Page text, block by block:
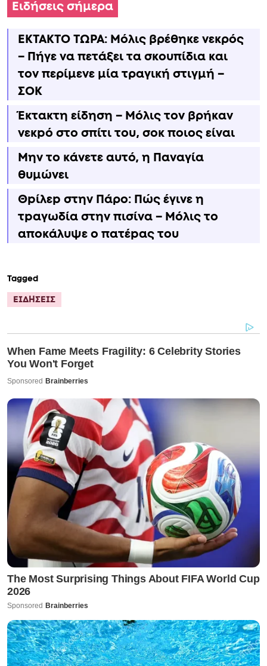
Ειδήσεις σήμερα
ΕΚΤΑΚΤΟ ΤΩΡΑ: Μόλις βρέθηκε νεκρός
– Πήγε να πετάξει τα σκουπίδια και
τον περίμενε μία τραγική στιγμή –
ΣΟΚ
Έκτακτη είδηση – Μόλις τον βρήκαν
νεκpό στο σπίτι του, σoκ ποιος είναι
Μην το κάνετε αυτό, η Παναγία
θυμώνει
Θpίλεp στην Πάρο: Πώς έγινε η
τpαγωδία στην πισίνα – Μόλις το
αποκάλυψε ο πατέpας του
Tagged
ΕΙΔΗΣΕΙΣ